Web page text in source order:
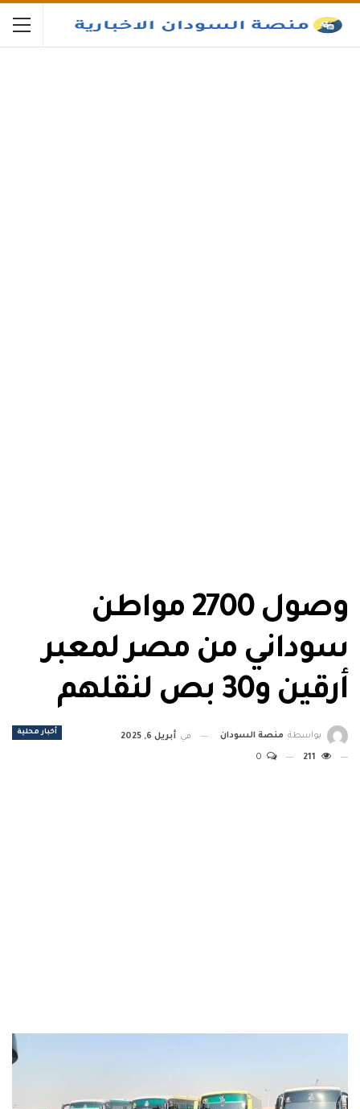
وصول 2700 مواطن
سوداني من مصر لمعبر
أرقين و30 بص لنقلهم
أخبار محلية بواسطة منصة السودان في أبريل 6, 2025
211